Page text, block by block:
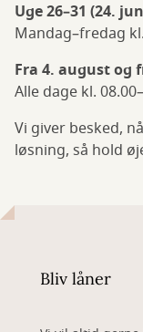
Uge 26–31 (24.
Mandag–fredag
Fra 4. august og
Alle dage kl.
Vi giver besked,
løsning, så hold
Bliv låner